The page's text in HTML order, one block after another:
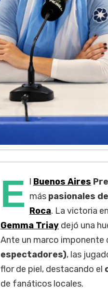
E l Buenos Aires
más pasionales
Roca. La victoria
Gemma Triaydejó una
Ante un marco imponente
espectadores), las
flor de piel, destacando el
de fanáticos locales.